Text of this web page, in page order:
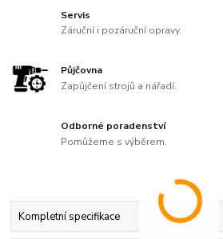
Servis
Záruční i pozáruční opravy.
Půjčovna
Zapůjčení strojů a nářadí.
Odborné poradenství
Pomůžeme s výběrem.
Kompletní specifikace